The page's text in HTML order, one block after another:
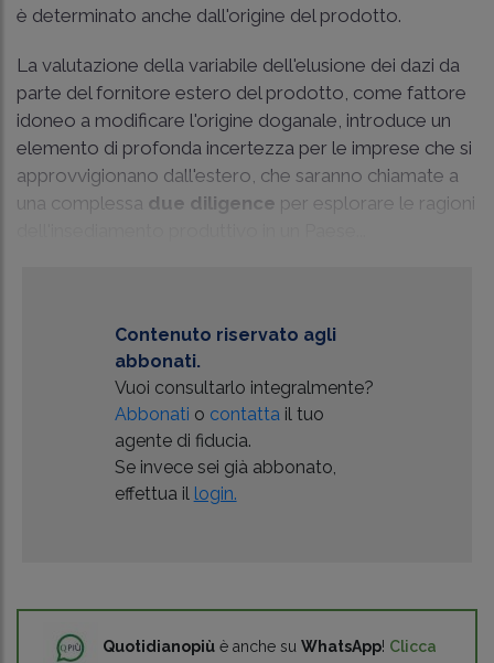
è determinato anche dall'origine del prodotto.
La valutazione della variabile dell'elusione dei dazi da
parte del fornitore estero del prodotto, come fattore
idoneo a modificare l'origine doganale, introduce un
elemento di profonda incertezza per le imprese che si
approvvigionano dall'estero, che saranno chiamate a
una complessa due diligence per esplorare le ragioni
Contenuto riservato agli
abbonati.
Vuoi consultarlo integralmente?
Abbonati o contattail tuo
agente di fiducia.
Se invece sei già abbonato,
effettua il login.
Quotidianopiù è anche su WhatsApp! Clicca